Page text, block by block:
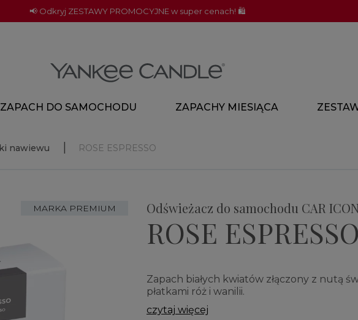
📢 Odkryj ZESTAWY PROMOCYJNE w super cenach! 🛍️
ZAPACH DO SAMOCHODU ZAPACHY MIESIĄCA
nawiewu ROSE ESPRESSO
MARKA PREMIUM Odświeżacz do samochodu CAR ICON
ROSE ESPRESSO
Zapach białych kwiatów złączony z nutą
płatkami róż i wanilii.
czytaj więcej